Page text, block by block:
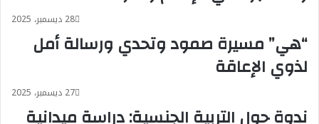
28 ديسمبر، 2025
“هي” مسيرة صمود وتحدي ورسالة أمل
لذوي الإعاقة
27 ديسمبر، 2025
ندوة حول التربية الجنسية: دراسة ميدانية